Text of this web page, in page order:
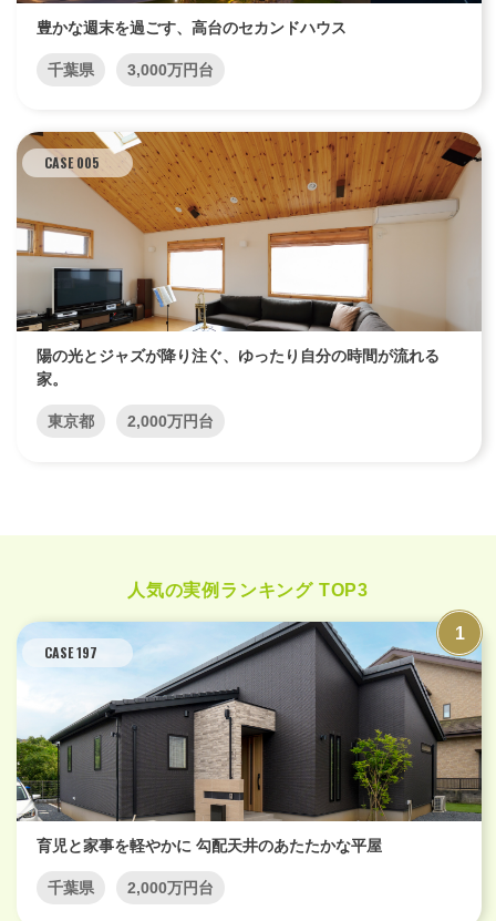
豊かな週末を過ごす、高台のセカンドハウス
千葉県 3,000万円台
CASE 005
陽の光とジャズが降り注ぐ、ゆったり自分の時間が流れる
家。
東京都 2,000万円台
人気の実例ランキング TOP3
CASE 197
育児と家事を軽やかに 勾配天井のあたたかな平屋
千葉県 2,000万円台